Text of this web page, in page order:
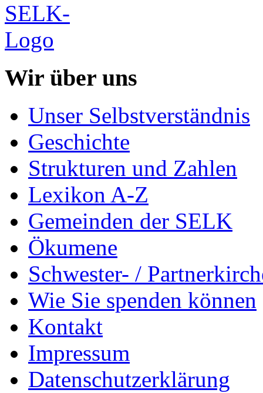
Wir über uns
Unser Selbstverständnis
Geschichte
Strukturen und Zahlen
Lexikon A-Z
Gemeinden der SELK
Ökumene
Schwester- /
Wie Sie spenden können
Kontakt
Impressum
Datenschutzerklärung